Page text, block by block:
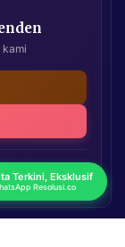
kami
Terkini, Eksklusif
Resolusi.co